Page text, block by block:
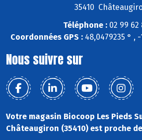
35410
Téléphone : 02 99 62
Coordonnées GPS :48,0479235 ° , -
Nous suivre sur
Votre magasin Biocoop Les Pieds
Châteaugiron (35410) est proche